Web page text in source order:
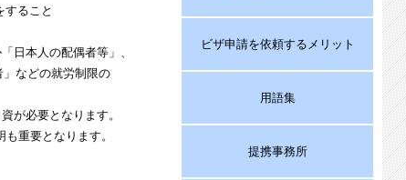
すること
本人の配偶者等」、
などの就労制限の
必要となります。
重要となります。
ビザ申請を依頼するメリット
用語集
提携事務所